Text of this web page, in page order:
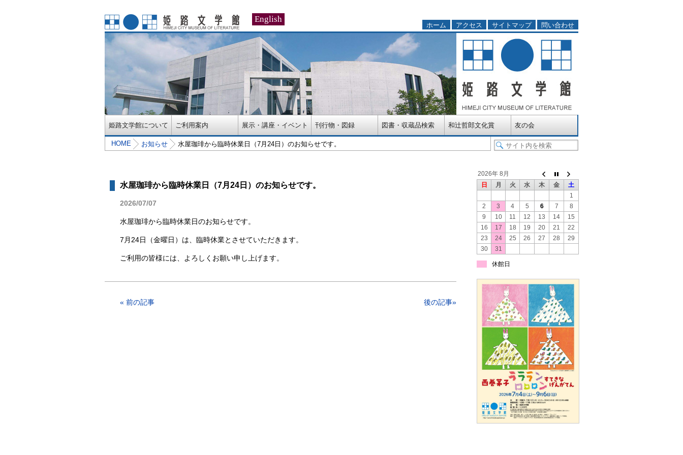
English
ホーム アクセス サイトマップ 問い合わせ
姫路文学館について ご利用案内 展示・講座・イベント 刊行物・図録 図書・収蔵品検索 和辻哲郎文化賞 友の会
HOME お知らせ 水屋珈琲から臨時休業日（7月24日）のお知らせです。
水屋珈琲から臨時休業日（7月24日）のお知らせです。
2026/07/07
水屋珈琲から臨時休業日のお知らせです。
7月24日（金曜日）は、臨時休業とさせていただきます。
ご利用の皆様には、よろしくお願い申し上げます。
« 前の記事 後の記事»
2026年 8月
日
月 火 水 木 金
土
1
2
3 4 5 6 7
8
9
10 11 12 13 14
15
16
17 18 19 20 21
22
23
24 25 26 27 28
29
30
31
休館日